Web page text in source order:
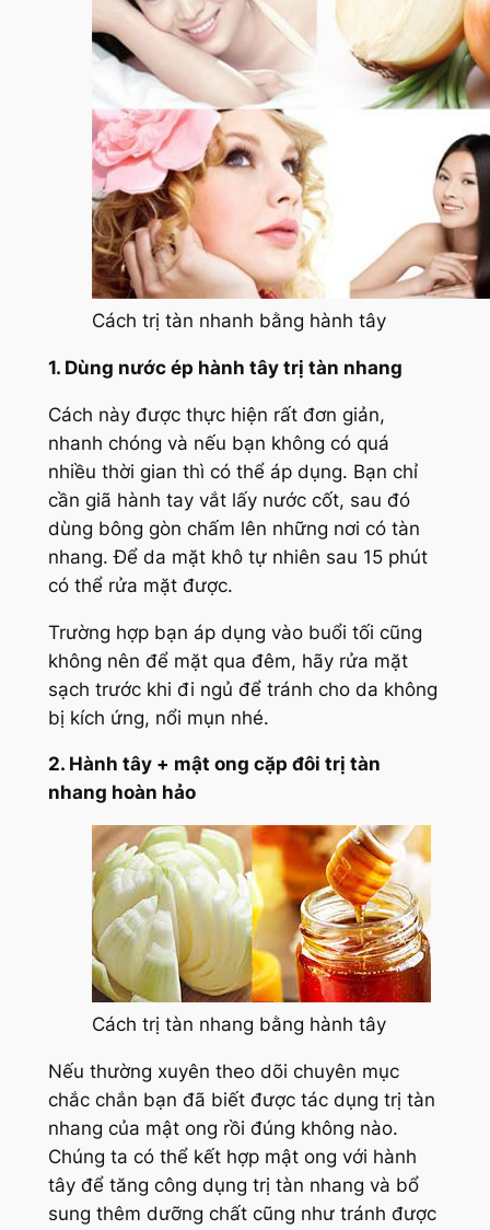
Cách trị tàn nhanh bằng hành tây
1. Dùng nước ép hành tây trị tàn nhang
Cách này được thực hiện rất đơn giản,
nhanh chóng và nếu bạn không có quá
nhiều thời gian thì có thể áp dụng. Bạn chỉ
cần giã hành tay vắt lấy nước cốt, sau đó
dùng bông gòn chấm lên những nơi có tàn
nhang. Để da mặt khô tự nhiên sau 15 phút
có thể rửa mặt được.
Trường hợp bạn áp dụng vào buổi tối cũng
không nên để mặt qua đêm, hãy rửa mặt
sạch trước khi đi ngủ để tránh cho da không
bị kích ứng, nổi mụn nhé.
2. Hành tây + mật ong cặp đôi trị tàn
nhang hoàn hảo
Cách trị tàn nhang bằng hành tây
Nếu thường xuyên theo dõi chuyên mục
chắc chắn bạn đã biết được tác dụng trị tàn
nhang của mật ong rồi đúng không nào.
Chúng ta có thể kết hợp mật ong với hành
tây để tăng công dụng trị tàn nhang và bổ
sung thêm dưỡng chất cũng như tránh được